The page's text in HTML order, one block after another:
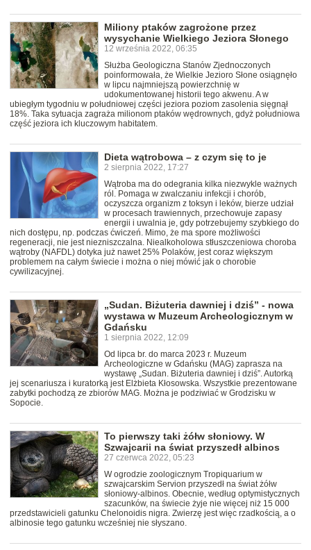
Miliony ptaków zagrożone przez
wysychanie Wielkiego Jeziora Słonego
12 września 2022, 06:35
Służba Geologiczna Stanów Zjednoczonych
poinformowała, że Wielkie Jezioro Słone osiągnęło
w lipcu najmniejszą powierzchnię w
udokumentowanej historii tego akwenu. A w
ubiegłym tygodniu w południowej części jeziora poziom zasolenia sięgnął
18%. Taka sytuacja zagraża milionom ptaków wędrownych, gdyż południowa
część jeziora ich kluczowym habitatem.
Dieta wątrobowa – z czym się to je
2 sierpnia 2022, 17:27
Wątroba ma do odegrania kilka niezwykle ważnych
ról. Pomaga w zwalczaniu infekcji i chorób,
oczyszcza organizm z toksyn i leków, bierze udział
w procesach trawiennych, przechowuje zapasy
energii i uwalnia je, gdy potrzebujemy szybkiego do
nich dostępu, np. podczas ćwiczeń. Mimo, że ma spore możliwości
regeneracji, nie jest niezniszczalna. Niealkoholowa stłuszczeniowa choroba
wątroby (NAFDL) dotyka już nawet 25% Polaków, jest coraz większym
problemem na całym świecie i można o niej mówić jak o chorobie
cywilizacyjnej.
„Sudan. Biżuteria dawniej i dziś” - nowa
wystawa w Muzeum Archeologicznym w
Gdańsku
1 sierpnia 2022, 12:09
Od lipca br. do marca 2023 r. Muzeum
Archeologiczne w Gdańsku (MAG) zaprasza na
wystawę „Sudan. Biżuteria dawniej i dziś”. Autorką
jej scenariusza i kuratorką jest Elżbieta Kłosowska. Wszystkie prezentowane
zabytki pochodzą ze zbiorów MAG. Można je podziwiać w Grodzisku w
Sopocie.
To pierwszy taki żółw słoniowy. W
Szwajcarii na świat przyszedł albinos
27 czerwca 2022, 05:23
W ogrodzie zoologicznym Tropiquarium w
szwajcarskim Servion przyszedł na świat żółw
słoniowy-albinos. Obecnie, według optymistycznych
szacunków, na świecie żyje nie więcej niż 15 000
przedstawicieli gatunku Chelonoidis nigra. Zwierzę jest więc rzadkością, a o
albinosie tego gatunku wcześniej nie słyszano.